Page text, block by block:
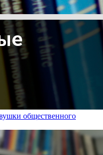
общественного